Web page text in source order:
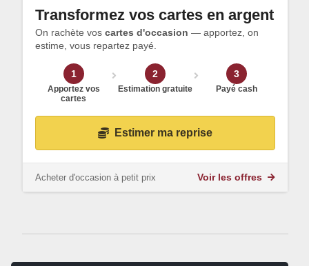
Transformez vos cartes en argent
On rachète vos cartes d'occasion — apportez, on
estime, vous repartez payé.
1
Apportez vos
cartes
2
Estimation gratuite
3
Payé cash
Estimer ma reprise
Acheter d'occasion à petit prix Voir les offres